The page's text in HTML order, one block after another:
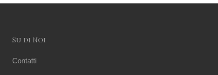
Su di Noi
Contatti